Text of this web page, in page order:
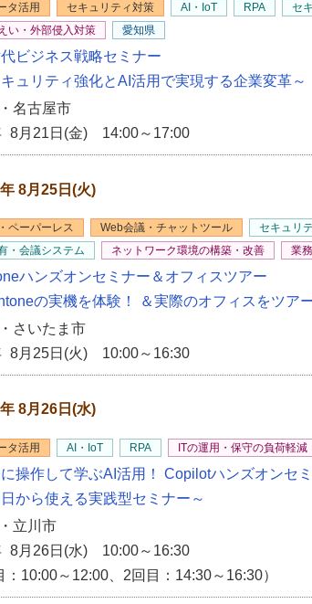
タ活用 セキュリティ対策 AI・IoT RPA セ
い・外部侵入対策
愛知県
ビジネス戦略セミナー
キュリティ強化とAI活用で実現する企業変革～
名古屋市
8月21日(金) 14:00～17:00
8月25日(火)
ペーパーレス Web会議・チャットツール セキュリ
・会議システム
ネットワーク環境の構築・改善 業
ハンズオンセミナー＆オフィスツアー
の実機を体験！ ＆実際のオフィスをツア
さいたま市
8月25日(火) 10:00～16:30
8月26日(水)
タ活用 AI・IoT RPA ITの運用・保守の負荷軽減
操作して学ぶAI活用！ Copilotハンズオンセ
日から使える実践型セミナー～
立川市
8月26日(水) 10:00～16:30
：10:00～12:00、2回目：14:30～16:30）